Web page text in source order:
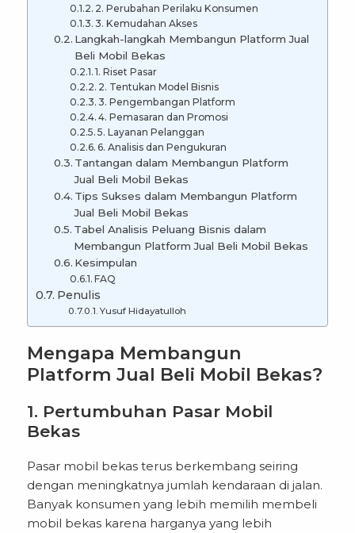
2. Perubahan Perilaku Konsumen
3. Kemudahan Akses
Langkah-langkah Membangun Platform Jual
Beli Mobil Bekas
1. Riset Pasar
2. Tentukan Model Bisnis
3. Pengembangan Platform
4. Pemasaran dan Promosi
5. Layanan Pelanggan
6. Analisis dan Pengukuran
Tantangan dalam Membangun Platform
Jual Beli Mobil Bekas
Tips Sukses dalam Membangun Platform
Jual Beli Mobil Bekas
Tabel Analisis Peluang Bisnis dalam
Membangun Platform Jual Beli Mobil Bekas
Kesimpulan
FAQ
Penulis
Yusuf Hidayatulloh
Mengapa Membangun
Platform Jual Beli Mobil Bekas?
1. Pertumbuhan Pasar Mobil
Bekas
Pasar mobil bekas terus berkembang seiring
dengan meningkatnya jumlah kendaraan di jalan.
Banyak konsumen yang lebih memilih membeli
mobil bekas karena harganya yang lebih